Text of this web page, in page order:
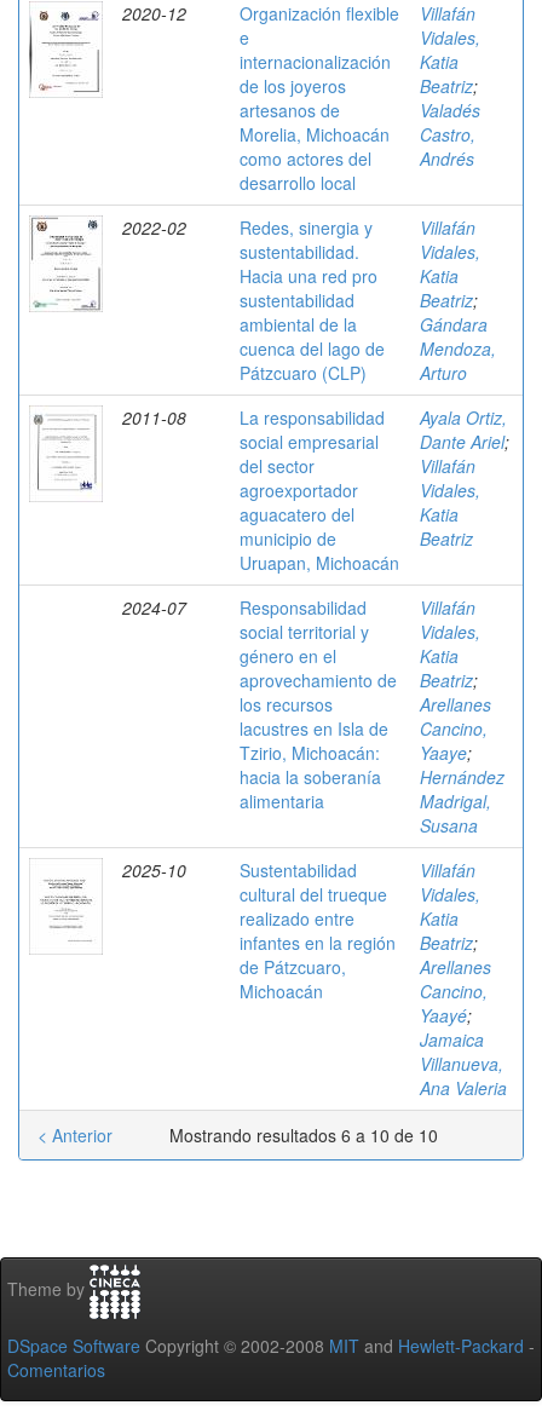
2020-12
Organización flexible
e
internacionalización
de los joyeros
artesanos de
Morelia, Michoacán
como actores del
desarrollo local
Villafán
Vidales,
Katia
Beatriz;
Valadés
Castro,
Andrés
2022-02
Redes, sinergia y
sustentabilidad.
Hacia una red pro
sustentabilidad
ambiental de la
cuenca del lago de
Pátzcuaro (CLP)
Villafán
Vidales,
Katia
Beatriz;
Gándara
Mendoza,
Arturo
2011-08
La responsabilidad
social empresarial
del sector
agroexportador
aguacatero del
municipio de
Uruapan, Michoacán
Ayala Ortiz,
Dante Ariel;
Villafán
Vidales,
Katia
Beatriz
2024-07
Responsabilidad
social territorial y
género en el
aprovechamiento de
los recursos
lacustres en Isla de
Tzirio, Michoacán:
hacia la soberanía
alimentaria
Villafán
Vidales,
Katia
Beatriz;
Arellanes
Cancino,
Yaaye;
Hernández
Madrigal,
Susana
2025-10
Sustentabilidad
cultural del trueque
realizado entre
infantes en la región
de Pátzcuaro,
Michoacán
Villafán
Vidales,
Katia
Beatriz;
Arellanes
Cancino,
Yaayé;
Jamaica
Villanueva,
Ana Valeria
Mostrando resultados 6 a 10 de 10
< Anterior
Theme by
DSpace Software Copyright © 2002-2008 MIT and Hewlett-Packard -
Comentarios